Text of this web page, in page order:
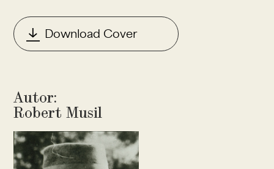
Download Cover
Autor:
Robert Musil